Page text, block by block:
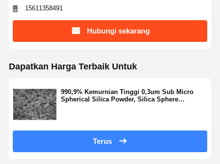
Suatu
Mikrosfer Silika Monodisperse
Mikrosfer Silika Berongga
15611358491
Hubungi sekarang
Dapatkan Harga Terbaik Untuk
990,9% Kemurnian Tinggi 0,3um Sub Micro
Spherical Silica Powder, Silica Sphere
Terus